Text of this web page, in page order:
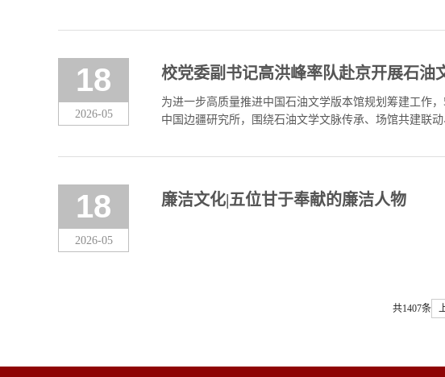
18
2026-05
校党委副书记高洪峰率队赴京开展石油
为进一步高质量推进中国石油文学版本馆规划筹建工作
中国边疆研究所，围绕石油文学文脉传承、场馆共建联
18
2026-05
廉洁文化|五位甘于奉献的廉洁人物
共1407条